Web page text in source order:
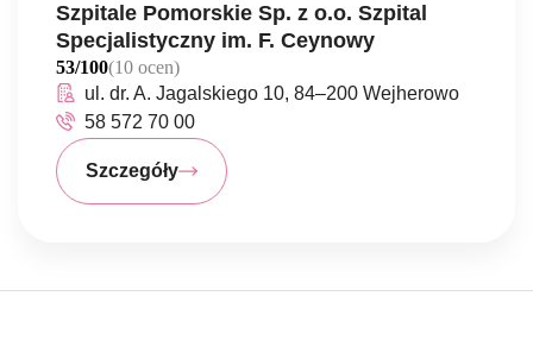
Szpitale Pomorskie Sp. z o.o. Szpital
Specjalistyczny im. F. Ceynowy
53/100(10 ocen)
ul. dr. A. Jagalskiego 10, 84–200 Wejherowo
58 572 70 00
Szczegóły